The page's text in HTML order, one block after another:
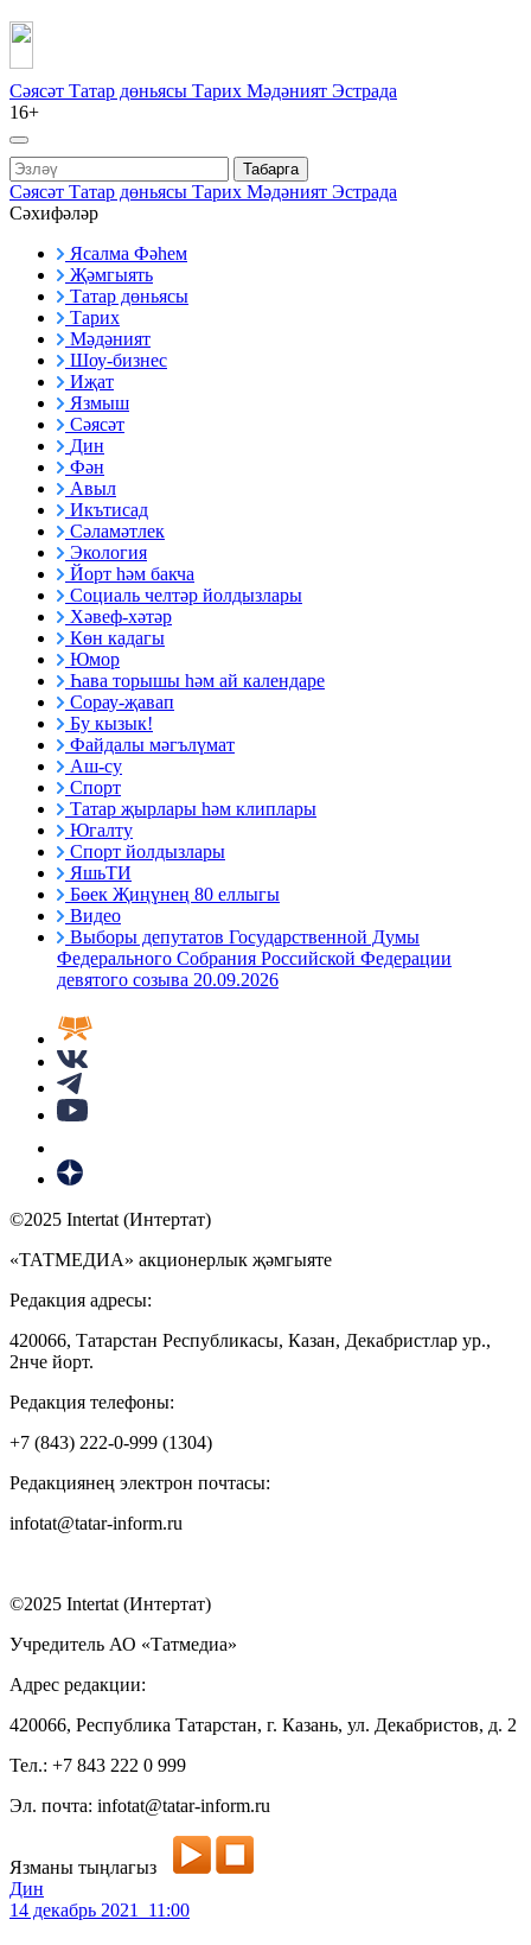
Сәясәт Татар дөньясы Тарих Мәдәният Эстрада
16+
Табарга
Сәясәт Татар дөньясы Тарих Мәдәният Эстрада
Сәхифәләр
Ясалма Фәһем
Җәмгыять
Татар дөньясы
Тарих
Мәдәният
Шоу-бизнес
Иҗат
Язмыш
Сәясәт
Дин
Фән
Авыл
Икътисад
Сәламәтлек
Экология
Йорт һәм бакча
Социаль челтәр йолдызлары
Хәвеф-хәтәр
Көн кадагы
Юмор
Һава торышы һәм ай календаре
Сорау-җавап
Бу кызык!
Файдалы мәгълүмат
Аш-су
Спорт
Татар җырлары һәм клиплары
Югалту
Спорт йолдызлары
ЯшьТИ
Бөек Җиңүнең 80 еллыгы
Видео
Выборы депутатов Государственной Думы
Федерального Собрания Российской Федерации
девятого созыва 20.09.2026
©2025 Intertat (Интертат)
«ТАТМЕДИА» акционерлык җәмгыяте
Редакция адресы:
420066, Татарстан Республикасы, Казан, Декабристлар ур.,
2нче йорт.
Редакция телефоны:
+7 (843) 222-0-999 (1304)
Редакциянең электрон почтасы:
infotat@tatar-inform.ru
©2025 Intertat (Интертат)
Учредитель АО «Татмедиа»
Адрес редакции:
420066, Республика Татарстан, г. Казань, ул. Декабристов, д. 2
Тел.: +7 843 222 0 999
Эл. почта: infotat@tatar-inform.ru
Язманы тыңлагыз
Дин
14 декабрь 2021 11:00